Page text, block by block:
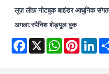
लूज़ लीफ़ नोटबुक बाइंडर आधुनिक
अगला:स्पैनिश शेड्यूल बुक
Facebook
X WhatsAppPinterest